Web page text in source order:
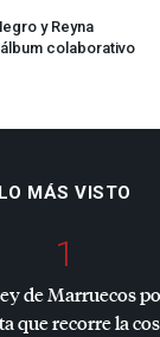
y Reyna
colaborativo
LO MÁS VISTO
1
de Marruecos
que recorre la